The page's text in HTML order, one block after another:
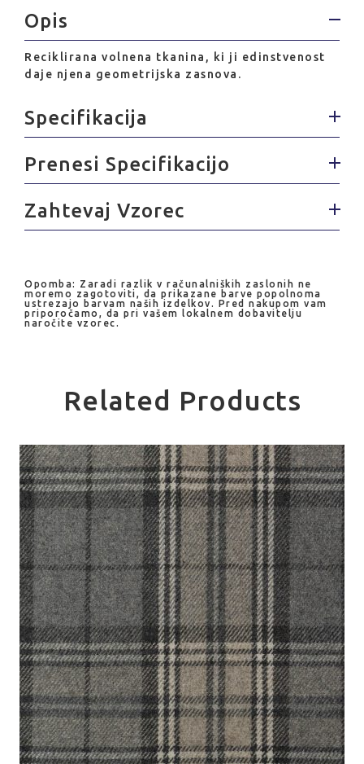
Opis
Reciklirana volnena tkanina, ki ji edinstvenost
daje njena geometrijska zasnova.
Specifikacija
Prenesi Specifikacijo
Zahtevaj Vzorec
Opomba: Zaradi razlik v računalniških zaslonih ne
moremo zagotoviti, da prikazane barve popolnoma
ustrezajo barvam naših izdelkov. Pred nakupom vam
priporočamo, da pri vašem lokalnem dobavitelju
naročite vzorec.
Related Products